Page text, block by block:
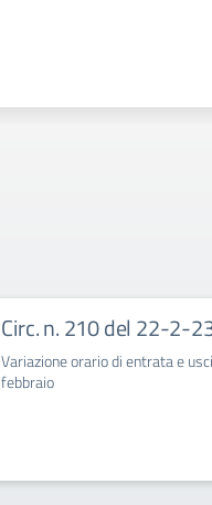
Circ. n. 210 del 22-2-
Variazione orario di entrata e
febbraio